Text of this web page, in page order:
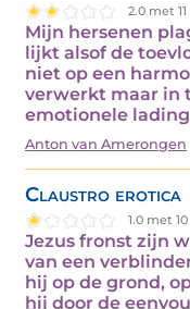
2.0 met
Mijn hersenen
lijkt alsof de
niet op een
verwerkt maar in
emotionele
Anton van Amerongen
Claustro erotica
1.0 met
Jezus fronst zijn
van een
hij op de grond,
hij door de